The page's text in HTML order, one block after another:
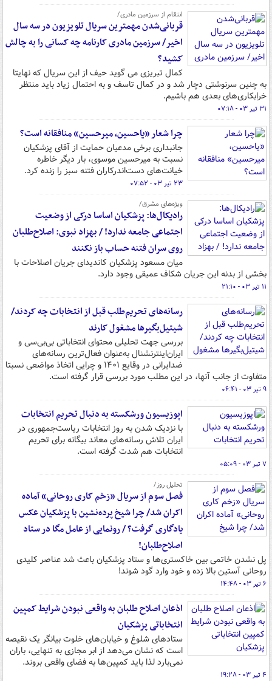
انتقام از سرزمین مادری/
قربانی‌شدن مهمترین سریال تلویزیون در سه سال
اخیر/ سرزمین مادری کارنامه چه کسانی را به چالش
کشید؟
کمال تبریزی می گوید حیف از این سریال که نهایتا
به چنین سرنوشتی دچار شد و در کمال تاسف و به احتمال زیاد باید منتظر
خرابکاری‌های بعدی هم باشیم.
۳۱ تیر ۰۳ - ۰۷:۱۸
چرا شعار «یاحسین، میرحسین» منافقانه است؟
جانبداری برخی مدعیان حمایت از آقای پزشکیان
نسبت به میرحسین موسوی، بار دیگر خاطره
خیانت‌های دست‌اندرکاران فتنه سبز را زنده کرد.
۲۳ تیر ۰۳ - ۰۷:۵۲
ویژه‌های مشرق/
رادیکال‌ها: پزشکیان اساسا درکی از وضعیت
اجتماعی جامعه ندارد! / بهزاد نبوی: اصلاح‌طلبان
روی سران فتنه حساب باز نکنند
میان مسعود پزشکیان کاندیدای جریان اصلاحات با
بخشی از بدنه این جریان شکاف عمیقی وجود دارد.
۱۱ تیر ۰۳ - ۲۱:۱۰
رسانه‌های تحریم‌طلب قبل از انتخابات چه کردند/
شیتیل‌بگیرها مشغول کارند
بررسی جهت تحلیلی محتوای انتخاباتی بی‌بی‌سی و
ایران‌اینترنشنال به‌عنوان فعال‌ترین رسانه‌های
ضدایرانی در وقایع ۱۴۰۱ و چرایی اتخاذ مواضعی نسبتا
متفاوت از جانب آنها، در این مطلب مورد بررسی قرار گرفته است.
۹ تیر ۰۳ - ۰۶:۴۱
اپوزیسیون ورشکسته به دنبال تحریم انتخابات
با نزدیک شدن به روز انتخابات ریاست‌جمهوری در
ایران تلاش رسانه‌های معاند بیگانه برای تحریم
انتخابات هم شدت گرفته است.
۷ تیر ۰۳ - ۰۵:۰۹
تحلیل روز/
فصل سوم از سریال «زخم کاری روحانی» آماده
اکران شد/ چرا شیخ پرده‌نشین با پزشکیان عکس
یادگاری گرفت؟ / رونمایی از عامل مگا در ستاد
اصلاح‌طلبان!
پل نشدن خاتمی بین خاکستری‌ها و ستاد پزشکیان باعث شد عناصر کلیدی
روحانی آستین بالا زده و خود وارد گود شوند!
۶ تیر ۰۳ - ۱۴:۴۸
اذعان اصلاح طلبان به واقعی نبودن شرایط کمپین
انتخاباتی پزشکیان
ستادهای شلوغ و خیابان‌های خلوت بیانگر یک نقیصه
است که نشان می‌دهد از ابر مجازی به تنهایی، باران
نمی‌بارد لذا باید کمپین‌ها به فضای واقعی بروند.
۴ تیر ۰۳ - ۱۹:۲۸